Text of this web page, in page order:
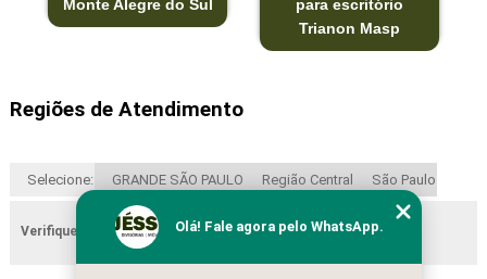
Monte Alegre do Sul
para escritório
Trianon Masp
Regiões de Atendimento
Selecione: GRANDE SÃO PAULO Região Central São Paulo
Verifique as regiões que atendemosOlá! Fale agora pelo WhatsApp.